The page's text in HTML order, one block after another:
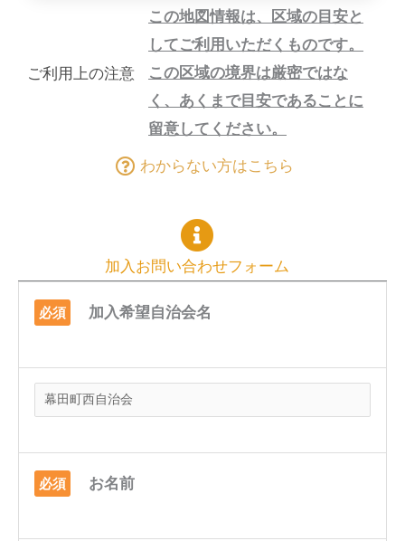
ご利用上の注意
この地図情報は、区域の目安と
してご利用いただくものです。
この区域の境界は厳密ではな
く、あくまで目安であることに
留意してください。
わからない方はこちら
加入お問い合わせフォーム
必須 加入希望自治会名
必須 お名前